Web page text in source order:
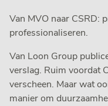
Van MVO naar CSRD:
professionaliseren.
Van Loon Group
verslag. Ruim voordat
verscheen. Maar wat
manier om